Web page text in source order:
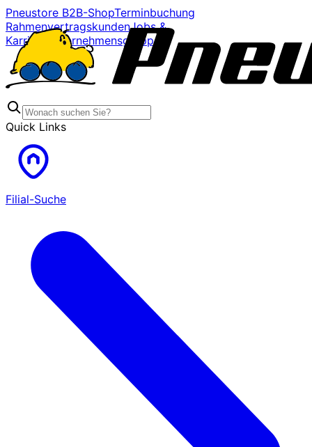
Pneustore B2B-ShopTerminbuchung
RahmenvertragskundenJobs &
Karriere
Unternehmensgruppe
Quick Links
Filial-Suche